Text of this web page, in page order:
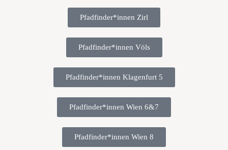
Pfadfinder*innen Zirl
Pfadfinder*innen Völs
Pfadfinder*innen Klagenfurt 5
Pfadfinder*innen Wien 6&7
Pfadfinder*innen Wien 8